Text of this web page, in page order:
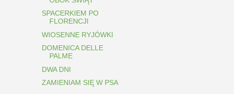
SPACERKIEM PO
FLORENCJI
WIOSENNE RYJÓWKI
DOMENICA DELLE
PALME
DWA DNI
ZAMIENIAM SIĘ W PSA